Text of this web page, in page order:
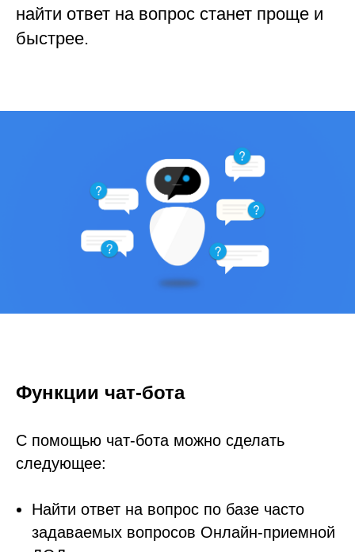
найти ответ на вопрос станет проще и
быстрее.
Функции чат-бота
С помощью чат-бота можно сделать
следующее:
Найти ответ на вопрос по базе часто
задаваемых вопросов Онлайн-приемной